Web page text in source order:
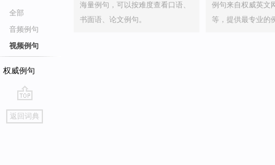
全部
音频例句
视频例句
权威例句
go
top
返回词典
海量例句，可以按难度查看口语、
书面语、论文例句。
例句来自权威英文
等，提供最专业的